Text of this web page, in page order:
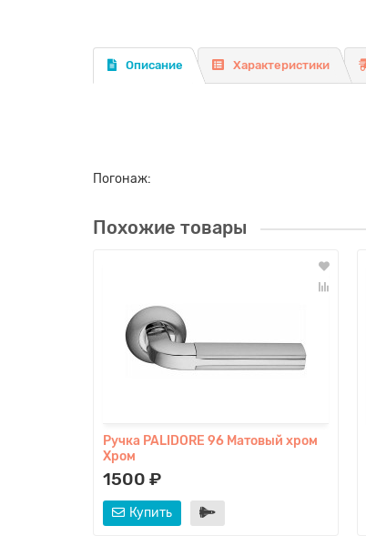
Описание Характеристики
Погонаж:
Похожие товары
Ручка PALIDORE 96 Матовый хром
Хром
1500 ₽
Купить